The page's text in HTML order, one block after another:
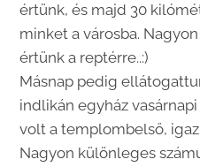
értünk, és majd 30
minket a városba.
értünk a reptérre..:)
Másnap pedig
indlikán egyház
volt a templombelső,
Nagyon különleges